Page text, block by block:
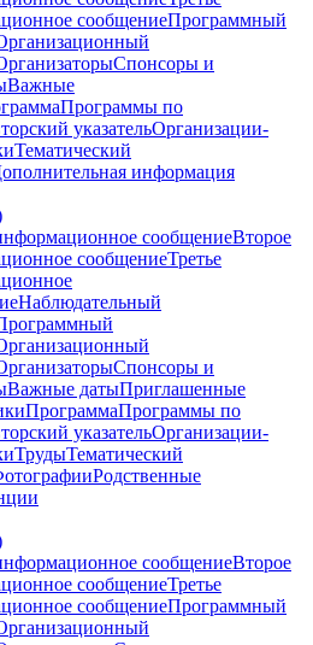
сообщениеПрограммный
Спонсоры и
Важные
Программы по
указательОрганизации-
Тематический
информация
сообщениеВторое
сообщениеТретье
Наблюдательный
Спонсоры и
Важные датыПриглашенные
ПрограммаПрограммы по
указательОрганизации-
ТрудыТематический
Родственные
сообщениеВторое
сообщениеТретье
сообщениеПрограммный